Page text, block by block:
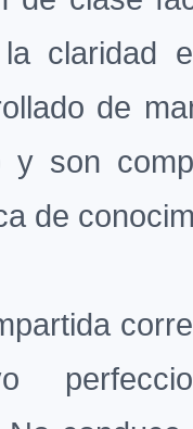
claridad
de
y son
de